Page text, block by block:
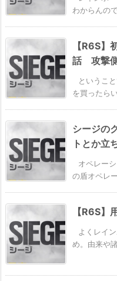
わからんの
【R6S】
話 攻撃
というこ
を買ったら
シージの
トとか立
オペレー
の盾オペレ
【R6S】
よくレイ
め。由来や